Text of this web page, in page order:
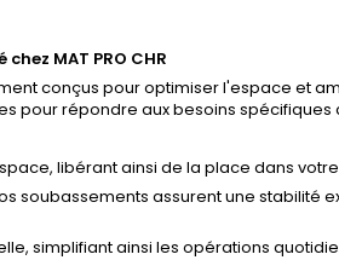
MAT PRO CHR
conçus pour optimiser l'espace et
pour répondre aux besoins
libérant ainsi de la place dans
soubassements assurent une stabilité
simplifiant ainsi les opérations